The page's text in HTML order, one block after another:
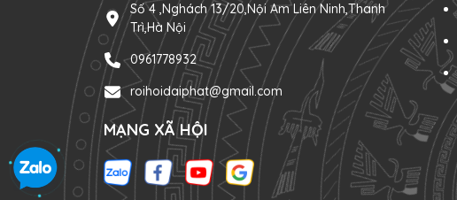
Số 4 ,Nghách 13/20,Nội Am Liên Ninh,Thanh
Trì,Hà Nội
0961778932
roihoidaiphat@gmail.com
MẠNG XÃ HỘI